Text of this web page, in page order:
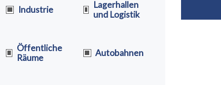
Industrie
Lagerhallen
und Logistik
Öffentliche
Räume
Autobahnen